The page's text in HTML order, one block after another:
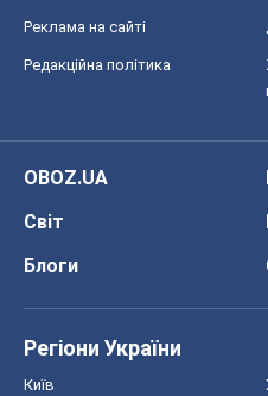
Реклама на сайті
Редакційна політика
OBOZ.UA
Світ
Блоги
Регіони України
Київ